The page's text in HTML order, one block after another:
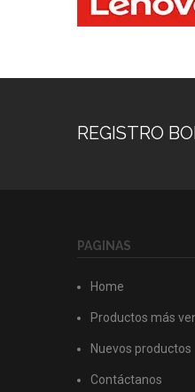
REGISTRO
PAGINAS
Home
Productos más
Nuevos productos
Contáctanos